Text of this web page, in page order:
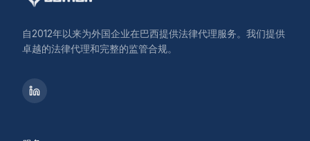
自2012年以来为外国企业在巴西提供法律代理服务。我们提供
卓越的法律代理和完整的监管合规。